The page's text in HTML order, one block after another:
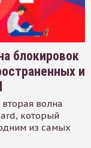
блокировок
и
волна
который
из самых